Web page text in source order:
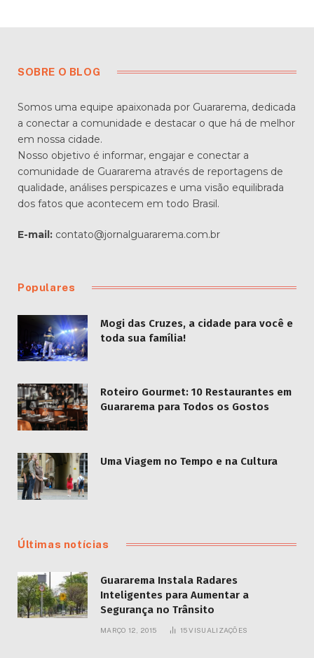
SOBRE O BLOG
Somos uma equipe apaixonada por Guararema, dedicada
a conectar a comunidade e destacar o que há de melhor
em nossa cidade.
Nosso objetivo é informar, engajar e conectar a
comunidade de Guararema através de reportagens de
qualidade, análises perspicazes e uma visão equilibrada
dos fatos que acontecem em todo Brasil.
E-mail: contato@jornalguararema.com.br
Populares
Mogi das Cruzes, a cidade para você e
toda sua família!
Roteiro Gourmet: 10 Restaurantes em
Guararema para Todos os Gostos
Uma Viagem no Tempo e na Cultura
Últimas notícias
Guararema Instala Radares
Inteligentes para Aumentar a
Segurança no Trânsito
MARÇO 12, 2015 15VISUALIZAÇÕES